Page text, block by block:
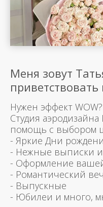
Меня зовут
Нужен эффект
Студия
помощь с выбором
- Яркие Дни
- Нежные выписки и
- Оформление
- Романтический
- Выпускные
- Юбилеи и много,